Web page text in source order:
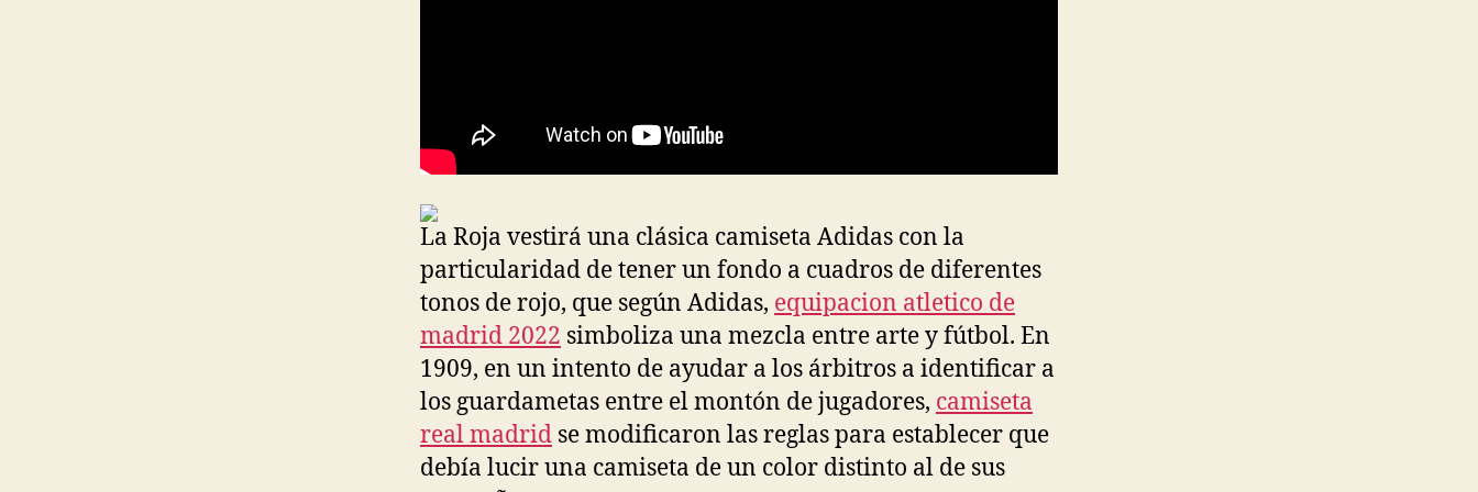
La Roja vestirá una clásica camiseta Adidas con la
particularidad de tener un fondo a cuadros de diferentes
tonos de rojo, que según Adidas, equipacion atletico de
madrid 2022 simboliza una mezcla entre arte y fútbol. En
1909, en un intento de ayudar a los árbitros a identificar a
los guardametas entre el montón de jugadores, camiseta
real madrid se modificaron las reglas para establecer que
debía lucir una camiseta de un color distinto al de sus